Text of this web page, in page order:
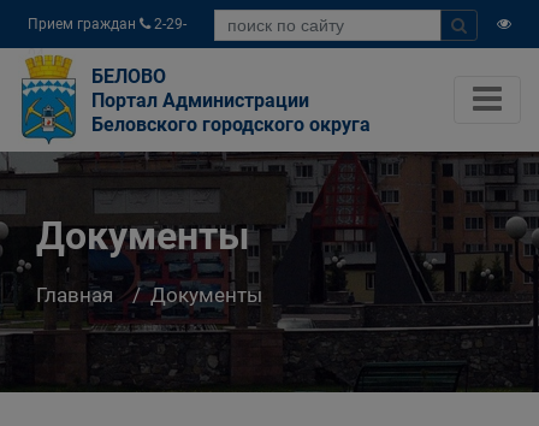
Прием граждан
2-29-
04
БЕЛОВО
Портал Администрации
Беловского городского округа
Документы
Главная Документы